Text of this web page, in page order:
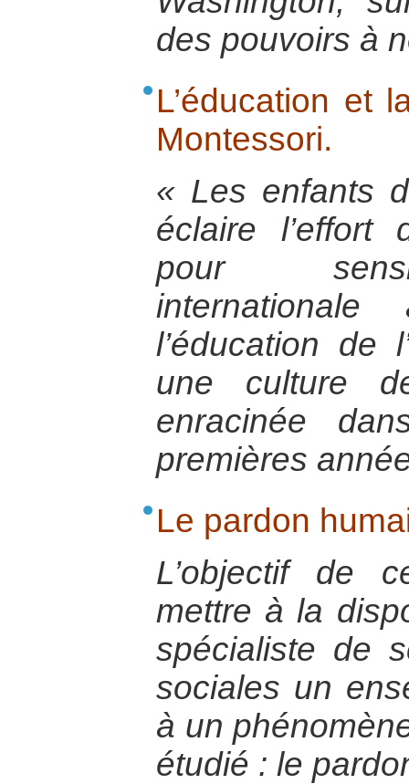
des pouvoirs à
L’éducation et
Montessori.
« Les enfants
éclaire l’effort
pour
l’éducation de
une culture
enracinée
premières
Le pardon
L’objectif de
mettre à la
spécialiste de
sociales un
à un
étudié : le